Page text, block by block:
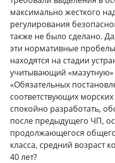
максимально жесткого
регулирования
также не было сделано.
эти нормативные
находятся на стадии
учитывающий
«Обязательных
соответствующих
спокойно разработать,
после предыдущего ЧП,
продолжающегося общего
класса, средний возраст
40 лет?